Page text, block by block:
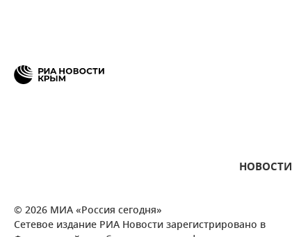
НОВОСТИ
© 2026 МИА «Россия сегодня»
Сетевое издание РИА Новости зарегистрировано в